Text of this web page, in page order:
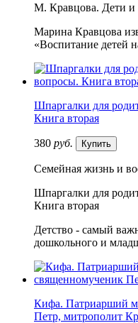
М. Кравцова. Дети и
Марина Кравцова
«Воспитание детей
Шпаргалки для
Книга вторая
380 руб. Купить
Семейная жизнь и
Шпаргалки для
Книга вторая
Детство - самый
дошкольного и
Кифа. Патриарший
Петр, митрополит